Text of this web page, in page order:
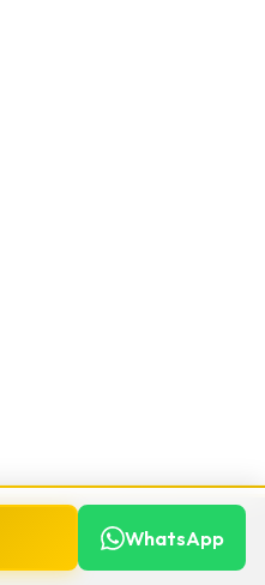
WhatsApp